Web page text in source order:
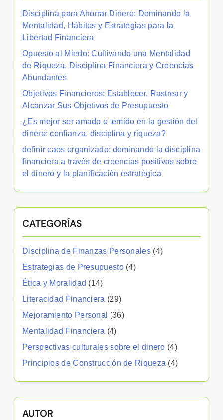
Disciplina para Ahorrar Dinero: Dominando la
Mentalidad, Hábitos y Estrategias para la
Libertad Financiera
Opuesto al Miedo: Cultivando una Mentalidad
de Riqueza, Disciplina Financiera y Creencias
Abundantes
Objetivos Financieros: Establecer, Rastrear y
Alcanzar Sus Objetivos de Presupuesto
¿Es mejor ser amado o temido en la gestión del
dinero: confianza, disciplina y riqueza?
definir caos organizado: dominando la disciplina
financiera a través de creencias positivas sobre
el dinero y la planificación estratégica
CATEGORÍAS
Disciplina de Finanzas Personales(4)
Estrategias de Presupuesto(4)
Ética y Moralidad (14)
Literacidad Financiera (29)
Mejoramiento Personal
(36)
Mentalidad Financiera (4)
Perspectivas culturales sobre el dinero (4)
Principios de Construcción de Riqueza (4)
AUTOR